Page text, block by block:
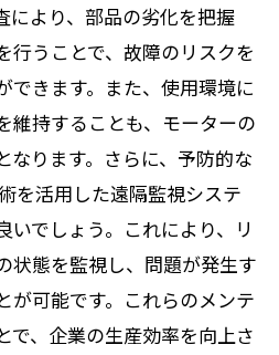
により、部品の劣化を把握
行うことで、故障のリスクを
できます。また、使用環境に
維持することも、モーターの
なります。さらに、予防的な
を活用した遠隔監視システ
いでしょう。これにより、リ
状態を監視し、問題が発生す
が可能です。これらのメンテ
で、企業の生産効率を向上さ